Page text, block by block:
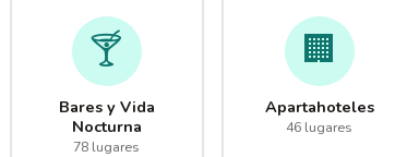
🍸
Bares y Vida
Nocturna
78 lugares
🏢
Apartahoteles
46 lugares